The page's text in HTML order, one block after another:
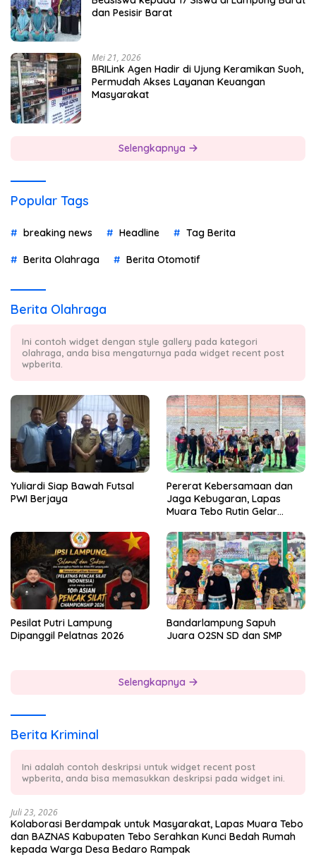
dan Pesisir Barat
Mei 21, 2026
BRILink Agen Hadir di Ujung Keramikan Suoh,
Permudah Akses Layanan Keuangan
Masyarakat
Selengkapnya
Popular Tags
breaking news Headline Tag Berita
Berita Olahraga Berita Otomotif
Berita Olahraga
Ini contoh widget dengan style gallery pada kategori
olahraga, anda bisa mengaturnya pada widget recent post
wpberita.
Yuliardi Siap Bawah Futsal
PWI Berjaya
Pererat Kebersamaan dan
Jaga Kebugaran, Lapas
Muara Tebo Rutin Gelar
Pesilat Putri Lampung
Dipanggil Pelatnas 2026
Bandarlampung Sapuh
Juara O2SN SD dan SMP
Selengkapnya
Berita Kriminal
Ini adalah contoh deskripsi untuk widget recent post
wpberita, anda bisa memasukkan deskripsi pada widget ini.
Juli 23, 2026
Kolaborasi Berdampak untuk Masyarakat, Lapas Muara Tebo
dan BAZNAS Kabupaten Tebo Serahkan Kunci Bedah Rumah
kepada Warga Desa Bedaro Rampak